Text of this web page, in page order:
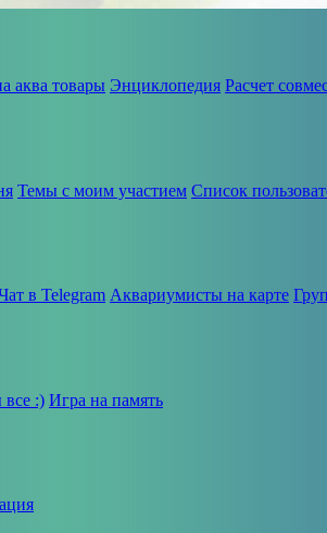
аква товары Энциклопедия Расчет
Темы с моим участием Список
в Telegram Аквариумисты на карте
:) Игра на память